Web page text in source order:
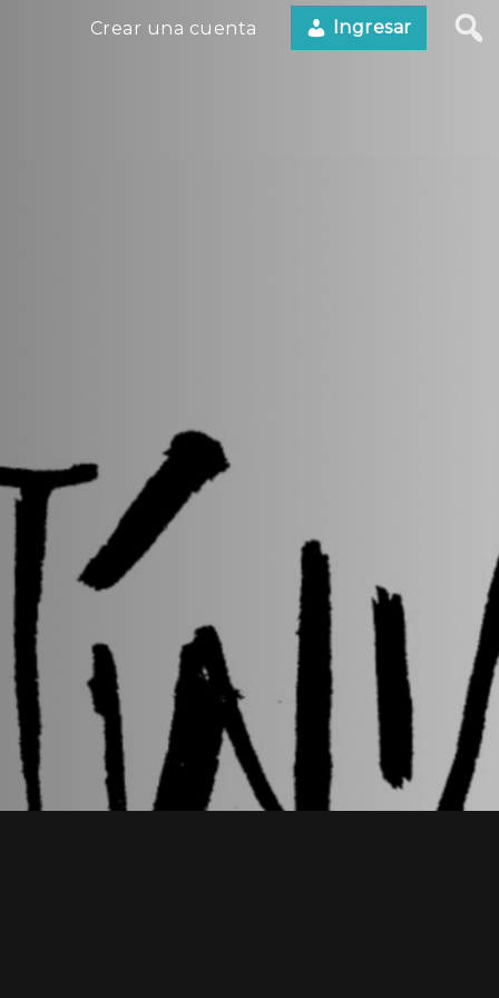
Crear una cuenta Ingresar